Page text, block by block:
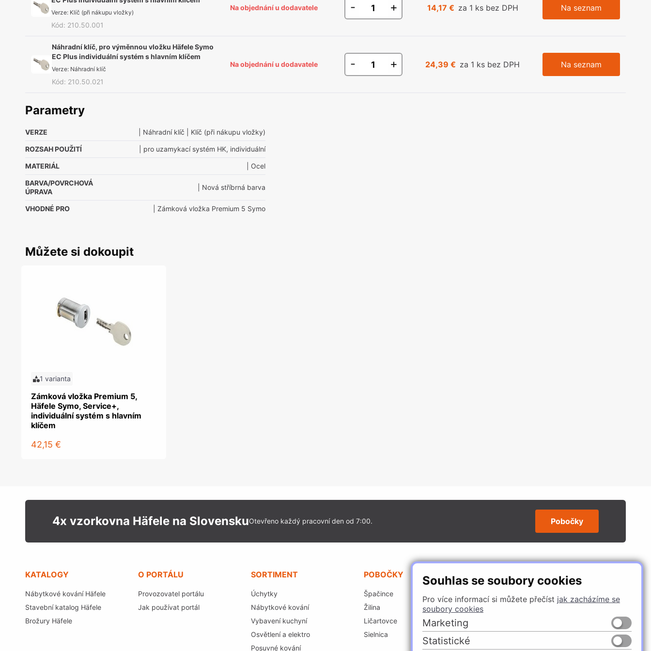
Souhlas se soubory cookies
Pro více informací si můžete přečíst jak zacházíme se
soubory cookies
Marketing
Statistické
Verze: Klíč (při nákupu vložky)
Kód: 210.50.001
Na objednání u dodavatele - + 14,17 € za 1 ks bez DPH Na seznam
Náhradní klíč, pro výměnnou vložku Häfele Symo
EC Plus individuální systém s hlavním klíčem
Verze: Náhradní klíč
Kód: 210.50.021
Na objednání u dodavatele - + 24,39 € za 1 ks bez DPH Na seznam
Parametry
VERZE | Náhradní klíč | Klíč (při nákupu vložky)
ROZSAH POUŽITÍ | pro uzamykací systém HK, individuální
MATERIÁL | Ocel
BARVA/POVRCHOVÁ
ÚPRAVA
| Nová stříbrná barva
VHODNÉ PRO | Zámková vložka Premium 5 Symo
Můžete si dokoupit
1 varianta
Zámková vložka Premium 5,
Häfele Symo, Service+,
individuální systém s hlavním
klíčem
42,15 €
4x vzorkovna Häfele na SlovenskuOtevřeno každý pracovní den od 7:00. Pobočky
KATALOGY
Nábytkové kování Häfele
Stavební katalog Häfele
Brožury Häfele
O PORTÁLU
Provozovatel portálu
Jak používat portál
SORTIMENT
Úchytky
Nábytkové kování
Vybavení kuchyní
Osvětlení a elektro
Posuvné kování
POBOČKY
Špačince
Žilina
Ličartovce
Sielnica
SLEDUJTE NÁS